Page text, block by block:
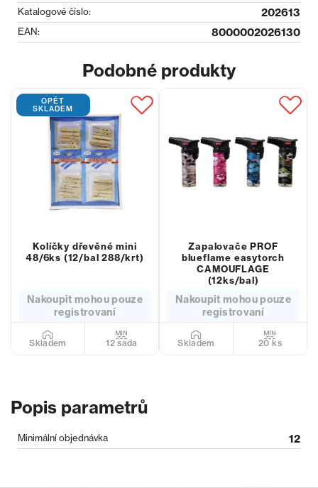
Katalogové číslo: 202613
EAN: 8000002026130
Podobné produkty
OPĚT
SKLADEM
Kolíčky dřevěné mini
48/6ks (12/bal 288/krt)
Nakoupit mohou pouze
registrovaní
Skladem 12 sada
Zapalovače PROF
blueflame easytorch
CAMOUFLAGE
(12ks/bal)
Nakoupit mohou pouze
registrovaní
Skladem 20 ks
Popis parametrů
Minimální objednávka 12